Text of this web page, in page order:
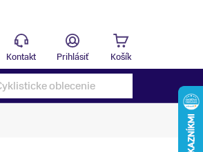
Kontakt Prihlásiť Košík